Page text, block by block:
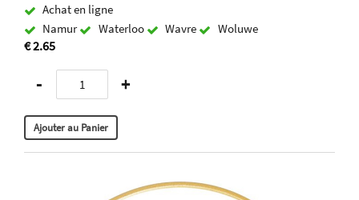
Achat en ligne
Namur
Waterloo Wavre Woluwe
€ 2.65
- +